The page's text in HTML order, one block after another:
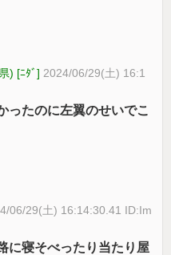
) [ﾆﾀﾞ] 2024/06/29(土) 16:1
ったのに左翼のせいでこ
06/29(土) 16:14:30.41 ID:Im
に寝そべったり当たり屋